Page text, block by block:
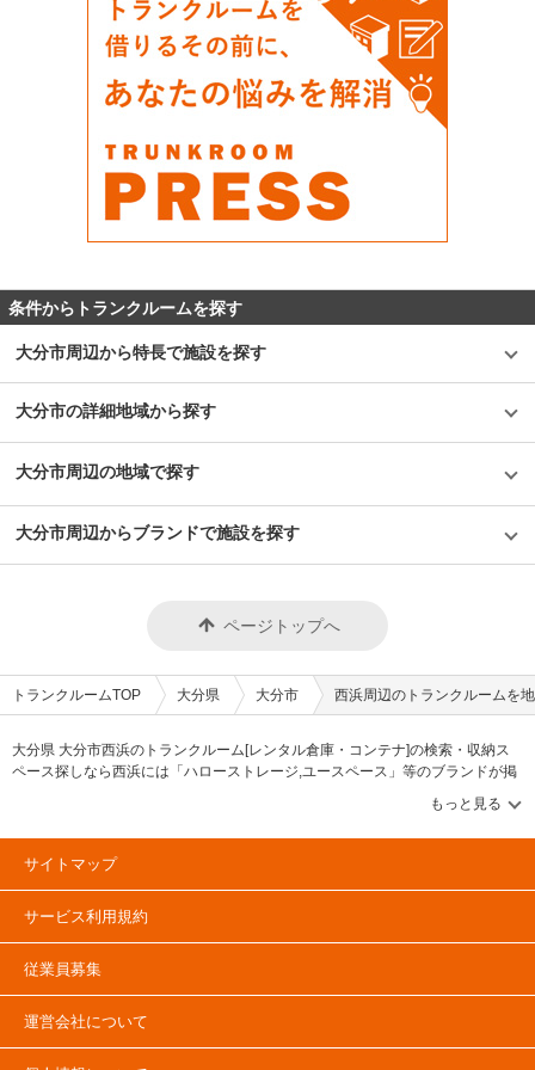
条件からトランクルームを探す
大分市周辺から特長で施設を探す
大分市の詳細地域から探す
大分市周辺の地域で探す
大分市周辺からブランドで施設を探す
ページトップへ
トランクルームTOP 大分県 大分市 西浜周辺のトランクルームを
大分県 大分市西浜のトランクルーム[レンタル倉庫・コンテナ]の検索・収納ス
ペース探しなら西浜には「ハローストレージ,ユースペース」等のブランドが掲
載されています。借りたい地域から探して、広さ・料金[賃料]・セキュリティ・
空調完備・24時間出し入れ可能などの希望条件で絞込み！豊富な物件数から
様々な方法でご希望の収納スペースを簡単に探せるトランクルーム情報サイト
です。西浜で気になるトランクルームを見つけたら、メールか電話でお問合せ
サイトマップ
サービス利用規約
従業員募集
運営会社について